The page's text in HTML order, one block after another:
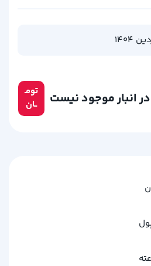
تومـ
ــان
در انبار موجود نیست